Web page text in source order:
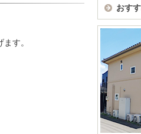
す。
おす